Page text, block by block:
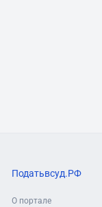
Податьвсуд.РФ
О портале